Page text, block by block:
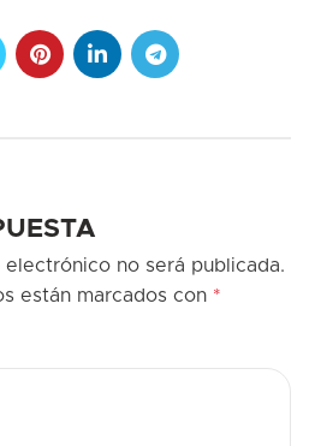
no será publicada.
están marcados con *